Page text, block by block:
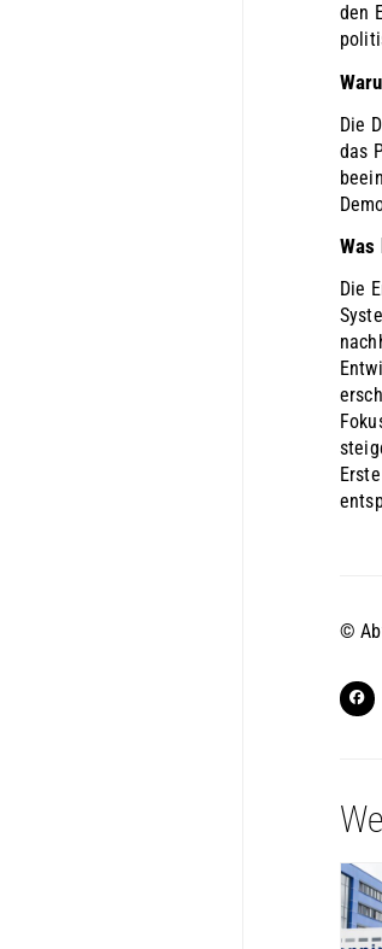
den
Die
das
Was
Die
©